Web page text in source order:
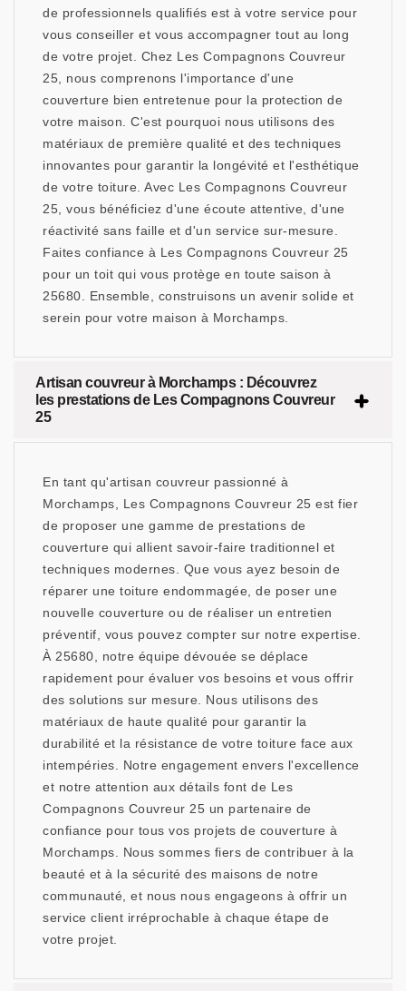
de professionnels qualifiés est à votre service pour
vous conseiller et vous accompagner tout au long
de votre projet. Chez Les Compagnons Couvreur
25, nous comprenons l'importance d'une
couverture bien entretenue pour la protection de
votre maison. C'est pourquoi nous utilisons des
matériaux de première qualité et des techniques
innovantes pour garantir la longévité et l'esthétique
de votre toiture. Avec Les Compagnons Couvreur
25, vous bénéficiez d'une écoute attentive, d'une
réactivité sans faille et d'un service sur-mesure.
Faites confiance à Les Compagnons Couvreur 25
pour un toit qui vous protège en toute saison à
25680. Ensemble, construisons un avenir solide et
serein pour votre maison à Morchamps.
Artisan couvreur à Morchamps : Découvrez
les prestations de Les Compagnons Couvreur
25
En tant qu'artisan couvreur passionné à
Morchamps, Les Compagnons Couvreur 25 est fier
de proposer une gamme de prestations de
couverture qui allient savoir-faire traditionnel et
techniques modernes. Que vous ayez besoin de
réparer une toiture endommagée, de poser une
nouvelle couverture ou de réaliser un entretien
préventif, vous pouvez compter sur notre expertise.
À 25680, notre équipe dévouée se déplace
rapidement pour évaluer vos besoins et vous offrir
des solutions sur mesure. Nous utilisons des
matériaux de haute qualité pour garantir la
durabilité et la résistance de votre toiture face aux
intempéries. Notre engagement envers l'excellence
et notre attention aux détails font de Les
Compagnons Couvreur 25 un partenaire de
confiance pour tous vos projets de couverture à
Morchamps. Nous sommes fiers de contribuer à la
beauté et à la sécurité des maisons de notre
communauté, et nous nous engageons à offrir un
service client irréprochable à chaque étape de
votre projet.